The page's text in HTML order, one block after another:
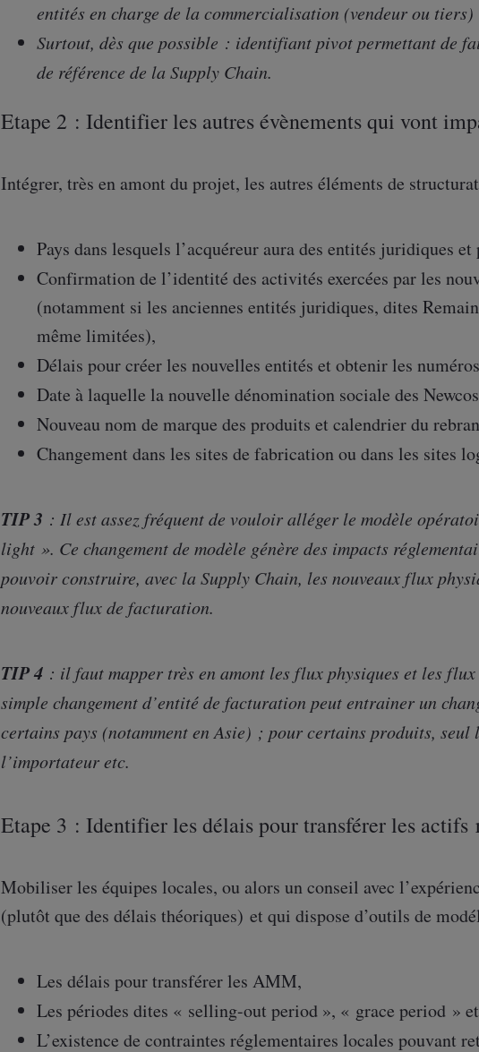
entités en charge de la commercialisation (vendeur ou
Surtout, dès que possible : identifiant pivot permettant de
de référence de la Supply Chain.
Etape 2 : Identifier les autres évènements qui vont
Intégrer, très en amont du projet, les autres éléments de
Pays dans lesquels l’acquéreur aura des entités juridiques
Confirmation de l’identité des activités exercées par les
(notamment si les anciennes entités juridiques, dites
même limitées),
Délais pour créer les nouvelles entités et obtenir les
Date à laquelle la nouvelle dénomination sociale des
Nouveau nom de marque des produits et calendrier du
Changement dans les sites de fabrication ou dans les sites
TIP 3 : Il est assez fréquent de vouloir alléger le modèle
light ». Ce changement de modèle génère des impacts
pouvoir construire, avec la Supply Chain, les nouveaux flux
nouveaux flux de facturation.
TIP 4 : il faut mapper très en amont les flux physiques et les
simple changement d’entité de facturation peut entrainer un
certains pays (notamment en Asie) ; pour certains produits,
l’importateur etc.
Etape 3 : Identifier les délais pour transférer les actifs
Mobiliser les équipes locales, ou alors un conseil avec
(plutôt que des délais théoriques) et qui dispose d’outils de
Les délais pour transférer les AMM,
Les périodes dites « selling-out period », « grace period »
L’existence de contraintes réglementaires locales pouvant